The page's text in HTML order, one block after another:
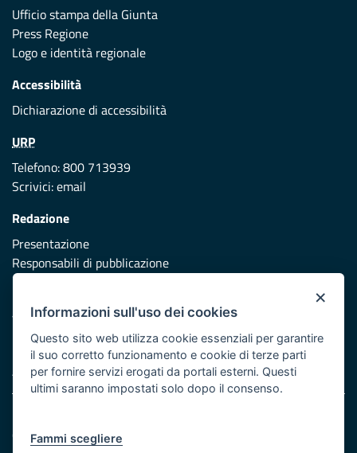
Ufficio stampa della Giunta
Press Regione
Logo e identità regionale
Accessibilità
Dichiarazione di accessibilità
URP
Telefono: 800 713939
Scrivici:email
Redazione
Presentazione
Responsabili di pubblicazione
Vai al sito di Protezione Civile Puglia
Iniziativa finanziata con risorse del POR Puglia 2014/2020 -
Asse XI
Cookie e privacy
×
Informazioni sull'uso dei cookies
Questo sito web utilizza cookie essenziali per garantire
il suo corretto funzionamento e cookie di terze parti
per fornire servizi erogati da portali esterni. Questi
ultimi saranno impostati solo dopo il consenso.
Fammi scegliere